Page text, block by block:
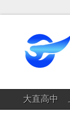
大直高中